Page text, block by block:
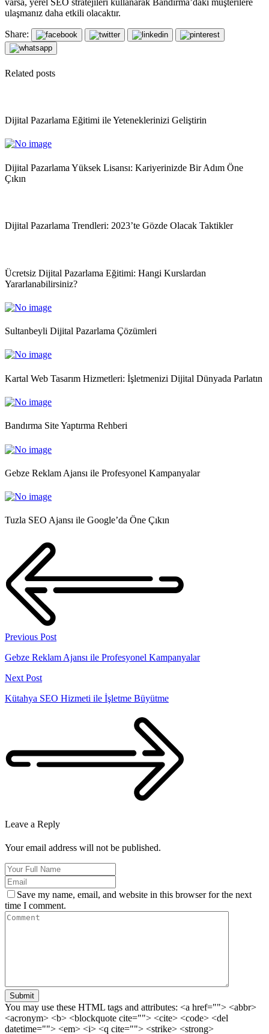
varsa, yerel SEO stratejileri kullanarak Bandırma’daki müşterilere
ulaşmanız daha etkili olacaktır.
Share:
Related posts
Dijital Pazarlama Eğitimi ile Yeteneklerinizi Geliştirin
Dijital Pazarlama Yüksek Lisansı: Kariyerinizde Bir Adım Öne
Çıkın
Dijital Pazarlama Trendleri: 2023’te Gözde Olacak Taktikler
Ücretsiz Dijital Pazarlama Eğitimi: Hangi Kurslardan
Yararlanabilirsiniz?
Sultanbeyli Dijital Pazarlama Çözümleri
Kartal Web Tasarım Hizmetleri: İşletmenizi Dijital Dünyada Parlatın
Bandırma Site Yaptırma Rehberi
Gebze Reklam Ajansı ile Profesyonel Kampanyalar
Tuzla SEO Ajansı ile Google’da Öne Çıkın
Previous Post
Gebze Reklam Ajansı ile Profesyonel Kampanyalar
Next Post
Kütahya SEO Hizmeti ile İşletme Büyütme
Leave a Reply
Your email address will not be published.
Save my name, email, and website in this browser for the next
time I comment.
Submit
You may use these HTML tags and attributes: <a href=""> <abbr>
<acronym> <b> <blockquote cite=""> <cite> <code> <del
datetime=""> <em> <i> <q cite=""> <strike> <strong>